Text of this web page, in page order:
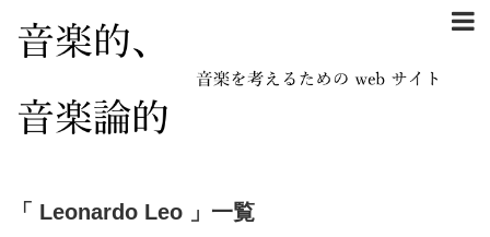
「 Leonardo Leo 」一覧